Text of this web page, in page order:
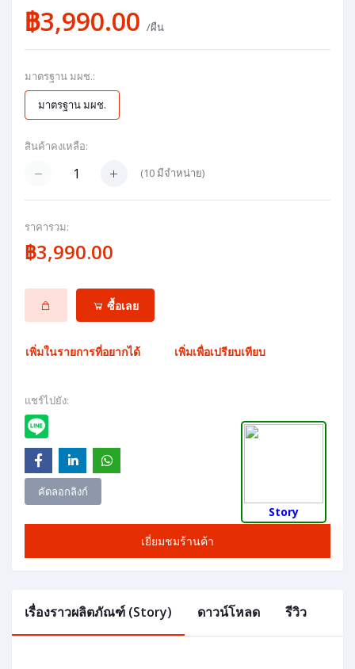
฿3,990.00 /ผืน
มาตรฐาน มผช.:
มาตรฐาน มผช.
สินค้าคงเหลือ:
(10มีจำหน่าย)
ราคารวม:
฿3,990.00
ซื้อเลย
เพิ่มในรายการที่อยากได้ เพิ่มเพื่อเปรียบเทียบ
แชร์ไปยัง:
คัดลอกลิงก์
เยี่ยมชมร้านค้า
Story
เรื่องราวผลิตภัณฑ์ (Story) ดาวน์โหลด รีวิว